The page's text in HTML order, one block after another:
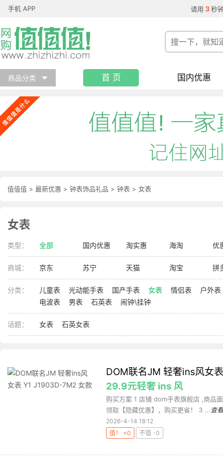
手机 APP 请用 3 秒
商品分类 首 页 国内优惠
值值值 > 最新优惠 > 钟表饰品礼品 > 钟表 > 女表
女表
类型： 全部 国内优惠 淘实惠 海淘 优
商城： 京东 苏宁 天猫 淘宝 拼
分类： 儿童表 光动能手表 国产手表 女表 情侣表
户外表
电波表
男表 石英表 闹钟\挂钟
话题： 女表 石英女表
DOM联名JM 轻奢ins风女
29.9元轻奢 ins 风
购买方案 1 店铺 dom手表旗舰店 ,商品
领取【隐藏优惠】，购买更省！ 3 ... 查
2026-4-14 18:12
值！ +0
不值 -0